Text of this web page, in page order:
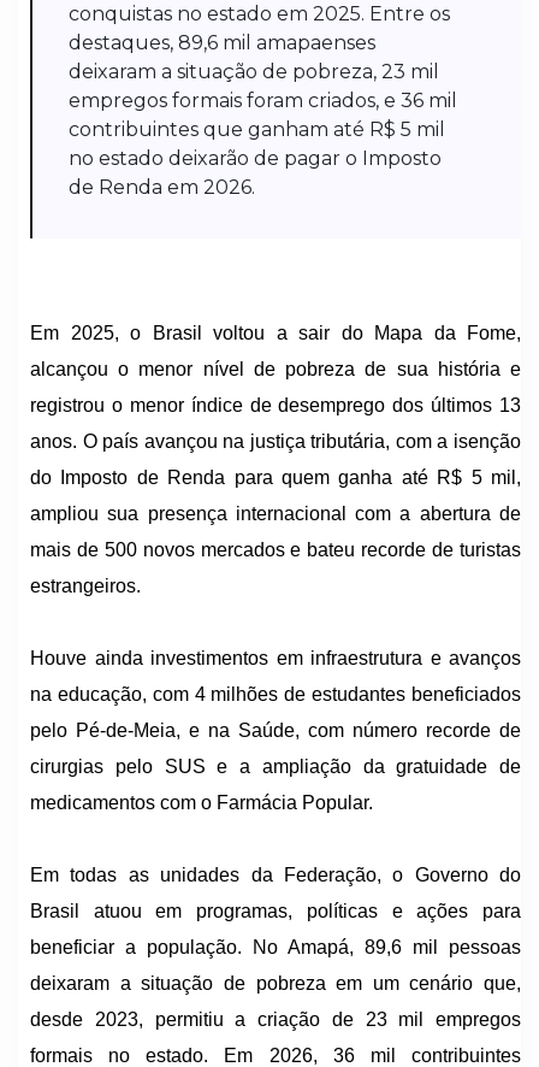
conquistas no estado em 2025. Entre os
destaques, 89,6 mil amapaenses
deixaram a situação de pobreza, 23 mil
empregos formais foram criados, e 36 mil
contribuintes que ganham até R$ 5 mil
no estado deixarão de pagar o Imposto
de Renda em 2026.
Em 2025, o Brasil voltou a sair do Mapa da Fome,
alcançou o menor nível de pobreza de sua história e
registrou o menor índice de desemprego dos últimos 13
anos. O país avançou na justiça tributária, com a isenção
do Imposto de Renda para quem ganha até R$ 5 mil,
ampliou sua presença internacional com a abertura de
mais de 500 novos mercados e bateu recorde de turistas
estrangeiros.
Houve ainda investimentos em infraestrutura e avanços
na educação, com 4 milhões de estudantes beneficiados
pelo Pé-de-Meia, e na Saúde, com número recorde de
cirurgias pelo SUS e a ampliação da gratuidade de
medicamentos com o Farmácia Popular.
Em todas as unidades da Federação, o Governo do
Brasil atuou em programas, políticas e ações para
beneficiar a população. No Amapá, 89,6 mil pessoas
deixaram a situação de pobreza em um cenário que,
desde 2023, permitiu a criação de 23 mil empregos
formais no estado. Em 2026, 36 mil contribuintes